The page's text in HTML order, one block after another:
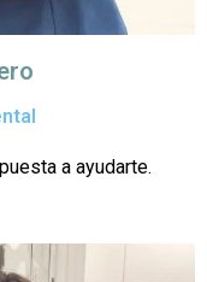
a ayudarte.